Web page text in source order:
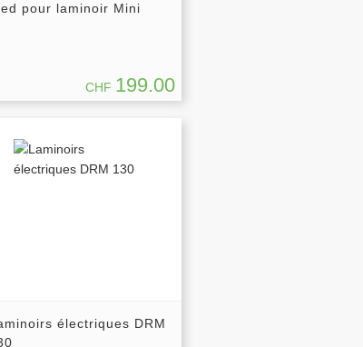
pour laminoir Mini
CHF 199.00
électriques DRM